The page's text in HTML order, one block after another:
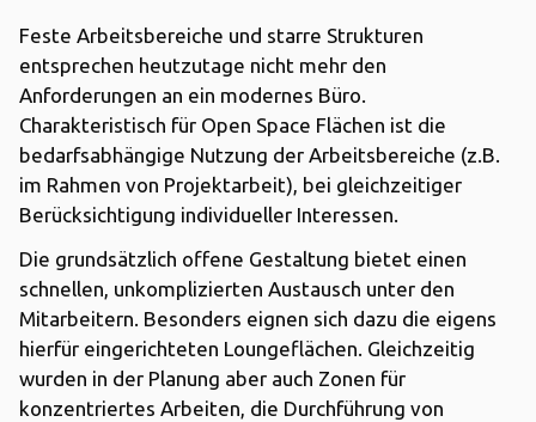
Feste Arbeitsbereiche und starre Strukturen
entsprechen heutzutage nicht mehr den
Anforderungen an ein modernes Büro.
Charakteristisch für Open Space Flächen ist die
bedarfsabhängige Nutzung der Arbeitsbereiche (z.B.
im Rahmen von Projektarbeit), bei gleichzeitiger
Berücksichtigung individueller Interessen.
Die grundsätzlich offene Gestaltung bietet einen
schnellen, unkomplizierten Austausch unter den
Mitarbeitern. Besonders eignen sich dazu die eigens
hierfür eingerichteten Loungeflächen. Gleichzeitig
wurden in der Planung aber auch Zonen für
konzentriertes Arbeiten, die Durchführung von